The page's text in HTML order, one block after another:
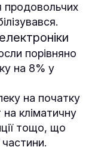
продовольчих
порівняно
на 8% у
на початку
на кліматичну
тощо, що